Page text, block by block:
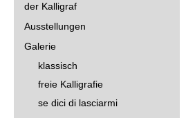
der Kalligraf
Ausstellungen
Galerie
klassisch
freie Kalligrafie
se dici di lasciarmi